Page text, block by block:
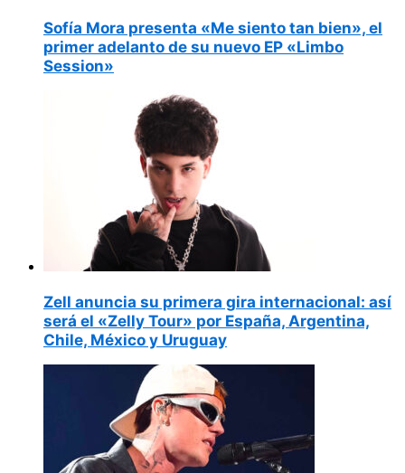
Sofía Mora presenta «Me siento tan bien», el
primer adelanto de su nuevo EP «Limbo
Session»
Zell anuncia su primera gira internacional: así
será el «Zelly Tour» por España, Argentina,
Chile, México y Uruguay